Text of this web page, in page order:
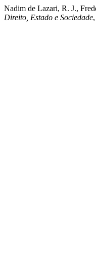
Nadim de Lazari, R. J.,
Direito, Estado e Sociedade